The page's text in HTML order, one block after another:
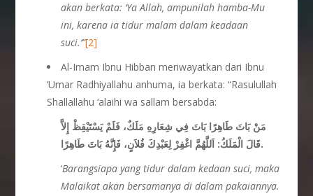
akan berkata: ‘Ya Allah, ampunilah hamba-Mu
ini, karena ia tidur malam dalam keadaan
suci.’”[2]
Al-Imam Ibnu Hibban meriwayatkan dari Ibnu
‘Umar Radhiyallahu anhuma, ia berkata: “Rasulullah
Shallallahu ‘alaihi wa sallam bersabda:
مَنْ بَاتَ طَاهِرًا بَاتَ فِي شِعَارِهِ مَلَكٌ، فَلَمْ يَسْتَيْقِظْ إِلاَّ
قَالَ الْمَلَكُ: اَللَّهُمَّ اغْفِرْ لِعَبْدِكَفُلاَنٍ، فَإِنَّهُ بَاتَ طَاهِرًا.
‘Barangsiapayang tidur dalam kedaan suci, maka
Malaikat akanbersamanya di dalam pakaiannya.